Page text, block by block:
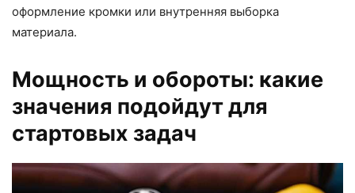
оформление кромки или внутренняя выборка
материала.
Мощность и обороты: какие
значения подойдут для
стартовых задач